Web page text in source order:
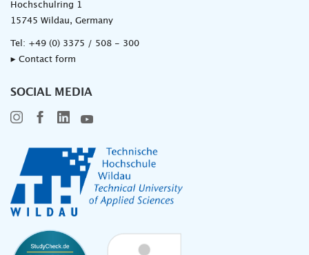
Hochschulring 1
15745 Wildau, Germany
Tel: +49 (0) 3375 / 508 - 300
▸ Contact form
SOCIAL MEDIA